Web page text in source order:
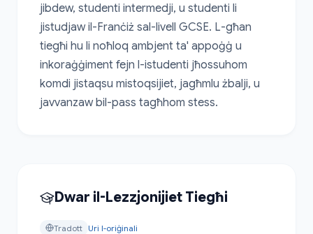
jibdew, studenti intermedji, u studenti li
jistudjaw il-Franċiż sal-livell GCSE. L-għan
tiegħi hu li noħloq ambjent ta' appoġġ u
inkoraġġiment fejn l-istudenti jħossuhom
komdi jistaqsu mistoqsijiet, jagħmlu żbalji, u
javvanzaw bil-pass tagħhom stess.
Dwar il-Lezzjonijiet Tiegħi
Tradott Uri l-oriġinali